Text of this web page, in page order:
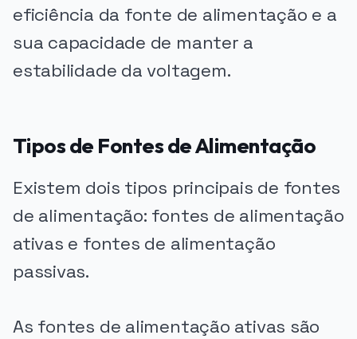
eficiência da fonte de alimentação e a
sua capacidade de manter a
estabilidade da voltagem.
Tipos de Fontes de Alimentação
Existem dois tipos principais de fontes
de alimentação: fontes de alimentação
ativas e fontes de alimentação
passivas.
As fontes de alimentação ativas são